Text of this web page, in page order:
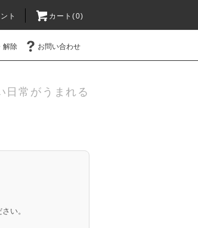
ト カート(0)
解除 お問い合わせ
日常がうまれる
い。